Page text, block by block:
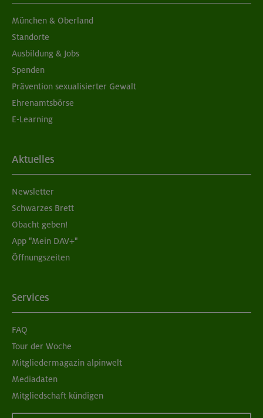
München & Oberland
Standorte
Ausbildung & Jobs
Spenden
Prävention sexualisierter Gewalt
Ehrenamtsbörse
E-Learning
Aktuelles
Newsletter
Schwarzes Brett
Obacht geben!
App "Mein DAV+"
Öffnungszeiten
Services
FAQ
Tour der Woche
Mitgliedermagazin alpinwelt
Mediadaten
Mitgliedschaft kündigen